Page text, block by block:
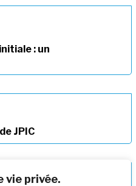
vie privée.
: un
JPIC